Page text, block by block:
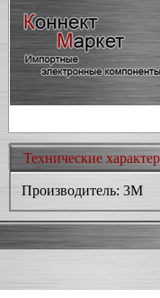
Технические
Производитель: 3M